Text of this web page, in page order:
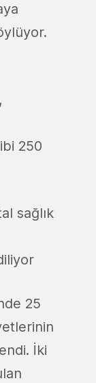
250
sağlık
25
İki